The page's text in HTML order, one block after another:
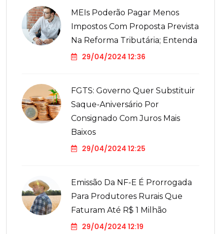
MEIs Poderão Pagar Menos
Impostos Com Proposta Prevista
Na Reforma Tributária; Entenda
29/04/2024 12:36
FGTS: Governo Quer Substituir
Saque-Aniversário Por
Consignado Com Juros Mais
Baixos
29/04/2024 12:25
Emissão Da NF-E É Prorrogada
Para Produtores Rurais Que
Faturam Até R$ 1 Milhão
29/04/2024 12:19